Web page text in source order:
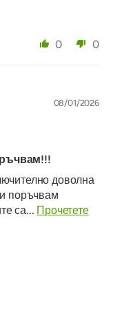
0 0
08/01/2026
доволна
поръчвам
са... Прочетете